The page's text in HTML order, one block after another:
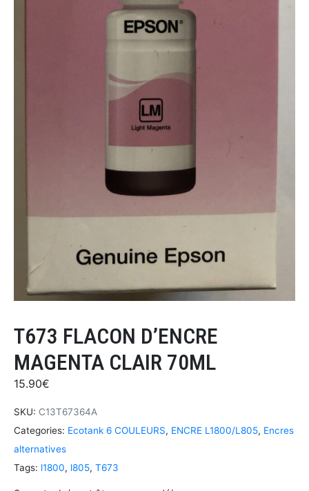
T673 FLACON D’ENCRE
MAGENTA CLAIR 70ML
15.90€
SKU: C13T67364A
Categories: Ecotank 6 COULEURS, ENCRE L1800/L805, Encres
alternatives
Tags: l1800, l805, T673